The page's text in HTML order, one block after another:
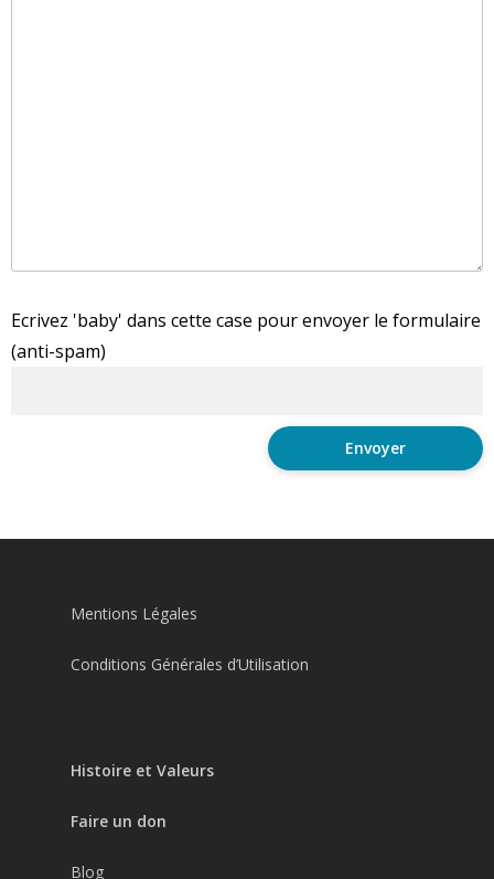
Ecrivez 'baby' dans cette case pour envoyer le formulaire
(anti-spam)
Mentions Légales
Conditions Générales d’Utilisation
Histoire et Valeurs
Faire un don
Blog